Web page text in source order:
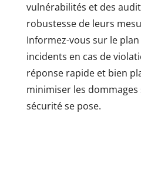
vulnérabilités et des
robustesse de leurs
Informez-vous sur le
incidents en cas de
réponse rapide et bien
minimiser les
sécurité se pose.